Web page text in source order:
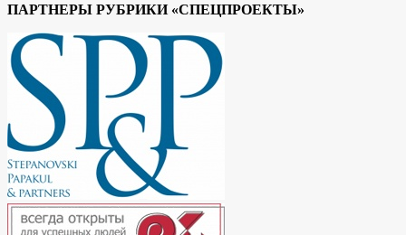
ПАРТНЕРЫ РУБРИКИ «СПЕЦПРОЕКТЫ»